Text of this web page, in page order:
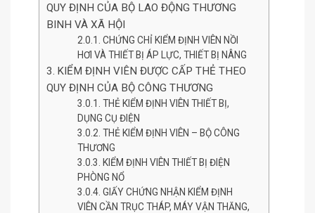
QUY ĐỊNH CỦA BỘ LAO ĐỘNG THƯƠNG
BINH VÀ XÃ HỘI
CHỨNG CHỈ KIỂM ĐỊNH VIÊN NỒI
HƠI VÀ THIẾT BỊ ÁP LỰC, THIẾT BỊ NÂNG
KIỂM ĐỊNH VIÊN ĐƯỢC CẤP THẺ THEO
QUY ĐỊNH CỦA BỘ CÔNG THƯƠNG
THẺ KIỂM ĐỊNH VIÊN THIẾT BỊ,
DỤNG CỤ ĐIỆN
THẺ KIỂM ĐỊNH VIÊN – BỘ CÔNG
THƯƠNG
KIỂM ĐỊNH VIÊN THIẾT BỊ ĐIỆN
PHÒNG NỔ
GIẤY CHỨNG NHẬN KIỂM ĐỊNH
VIÊN CẦN TRỤC THÁP, MÁY VẬN THĂNG,